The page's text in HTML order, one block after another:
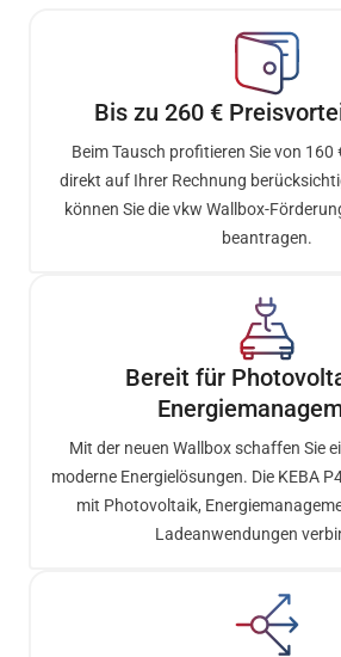
Bis zu 260 €
Beim Tausch profitieren Sie von 160
direkt auf Ihrer Rechnung
können Sie die vkw Wallbox-
beantragen.
Bereit für
Mit der neuen Wallbox schaffen Sie
moderne Energielösungen. Die KEBA
mit Photovoltaik,
Ladeanwendungen